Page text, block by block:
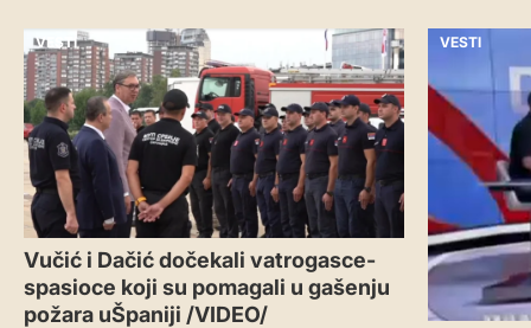
VESTI
Vučić i Dačić dočekali vatrogasce-
spasioce koji su pomagali u gašenju
požara uŠpaniji /VIDEO/
VESTI